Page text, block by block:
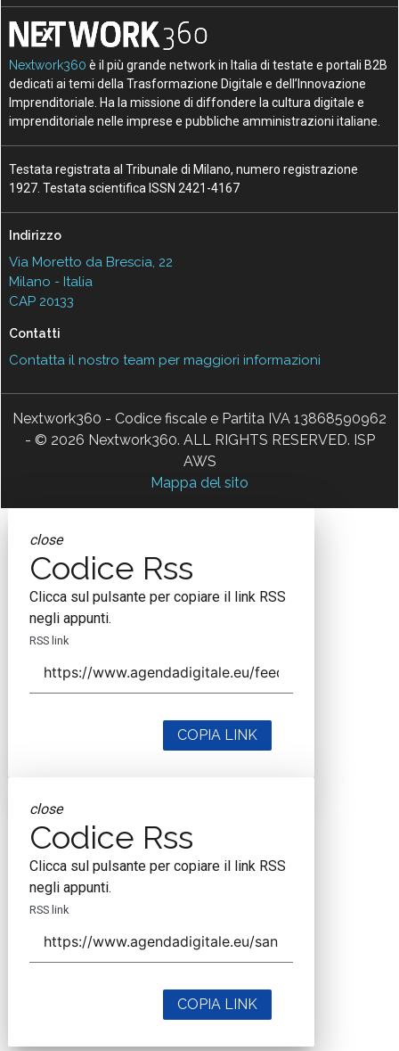
Nextwork360 è il più grande network in Italia di testate e portali B2B
dedicati ai temi della Trasformazione Digitale e dell’Innovazione
Imprenditoriale. Ha la missione di diffondere la cultura digitale e
imprenditoriale nelle imprese e pubbliche amministrazioni italiane.
Testata registrata al Tribunale di Milano, numero registrazione
1927. Testata scientifica ISSN 2421-4167
Indirizzo
Via Moretto da Brescia, 22
Milano - Italia
CAP 20133
Contatti
Contatta il nostro team per maggiori informazioni
Nextwork360 - Codice fiscale e Partita IVA 13868590962
- © 2026 Nextwork360. ALL RIGHTS RESERVED. ISP
AWS
Mappa del sito
close
Codice Rss
Clicca sul pulsante per copiare il link RSS
negli appunti.
RSS link
COPIA LINK
close
Codice Rss
Clicca sul pulsante per copiare il link RSS
negli appunti.
RSS link
COPIA LINK